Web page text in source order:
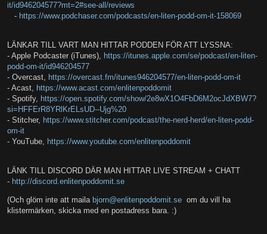
it/id946204577?mt=2#see-all/reviews
- https://www.podchaser.com/podcasts/en-liten-podd-om-it-158069
LÄNKAR TILL VART MAN HITTAR PODDEN FÖR ATT LYSSNA:
- Apple Podcaster (iTunes), https://itunes.apple.com/se/podcast/en-liten-
podd-om-it/id946204577
- Overcast, https://overcast.fm/itunes946204577/en-liten-podd-om-it
- Acast, https://www.acast.com/enlitenpoddomit
- Spotify, https://open.spotify.com/show/2e8wX1O4FbD6M2ocJdXBW7?
si=HFFErR8YRlKrELsUD--Ujg%20
- Stitcher, https://www.stitcher.com/podcast/the-nerd-herd/en-liten-podd-
om-it
- YouTube, https://www.youtube.com/enlitenpoddomit
LÄNK TILL DISCORD DÄR MAN HITTAR LIVE STREAM + CHATT
- http://discord.enlitenpoddomit.se
(Och glöm inte att maila bjorn@enlitenpoddomit.se om du vill ha
klistermärken, skicka med en postadress bara. :)